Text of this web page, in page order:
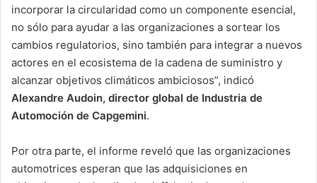
incorporar la circularidad como un componente esencial,
no sólo para ayudar a las organizaciones a sortear los
cambios regulatorios, sino también para integrar a nuevos
actores en el ecosistema de la cadena de suministro y
alcanzar objetivos climáticos ambiciosos”, indicó
Alexandre Audoin, director global de Industria de
Automoción de Capgemini.
Por otra parte, el informe reveló que las organizaciones
automotrices esperan que las adquisiciones en